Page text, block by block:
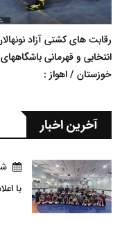
رقابت های کشتی آزاد
انتخابی و قهرمانی باشگاههای
خوزستان / اهواز :
آخرین اخبار
با